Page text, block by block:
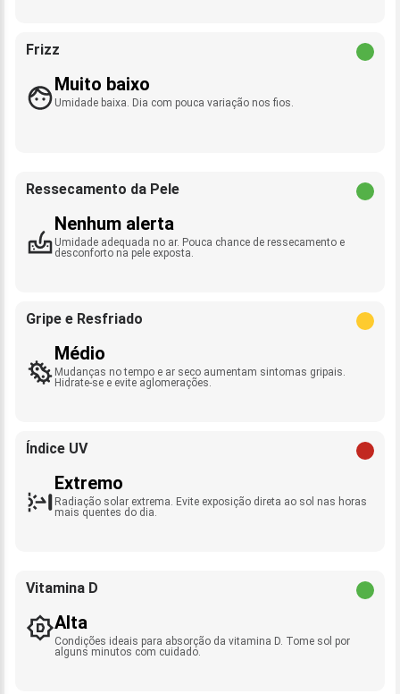
Frizz
Muito baixo
Umidade baixa. Dia com pouca variação nos fios.
Ressecamento da Pele
Nenhum alerta
Umidade adequada no ar. Pouca chance de ressecamento e
desconforto na pele exposta.
Gripe e Resfriado
Médio
Mudanças no tempo e ar seco aumentam sintomas gripais.
Hidrate-se e evite aglomerações.
Índice UV
Extremo
Radiação solar extrema. Evite exposição direta ao sol nas horas
mais quentes do dia.
Vitamina D
Alta
Condições ideais para absorção da vitamina D. Tome sol por
alguns minutos com cuidado.